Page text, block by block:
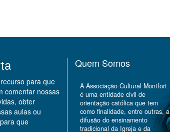
para que
comentar nossas
obter
aulas ou
que
Quem Somos
A Associação Cultural Montfort
é uma entidade civil de
orientação católica que tem
como finalidade, entre outras, a
difusão do ensinamento
tradicional da Igreja e da